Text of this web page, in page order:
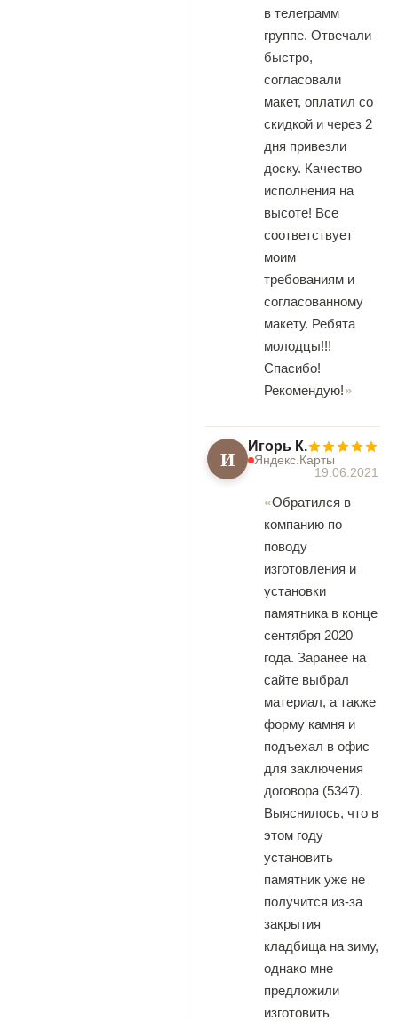
в телеграмм
группе. Отвечали
быстро,
согласовали
макет, оплатил со
скидкой и через 2
дня привезли
доску. Качество
исполнения на
высоте! Все
соответствует
моим
требованиям и
согласованному
макету. Ребята
молодцы!!!
Спасибо!
Рекомендую!
И Игорь К.
Яндекс.Карты
19.06.2021
Обратился в
компанию по
поводу
изготовления и
установки
памятника в конце
сентября 2020
года. Заранее на
сайте выбрал
материал, а также
форму камня и
подъехал в офис
для заключения
договора (5347).
Выяснилось, что в
этом году
установить
памятник уже не
получится из-за
закрытия
кладбища на зиму,
однако мне
предложили
изготовить